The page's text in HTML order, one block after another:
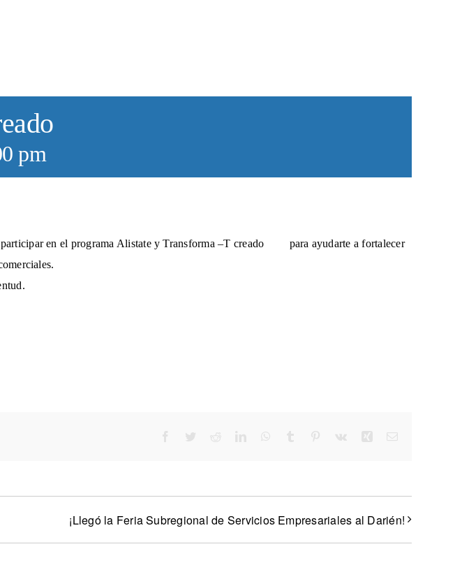
pm
en el programa Alistate y Transforma –T creado
para ayudarte a fortalecer
¡Llegó la Feria Subregional de Servicios Empresariales al Darién!